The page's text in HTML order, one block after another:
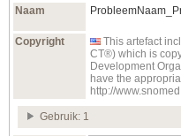
Naam
Copyright
This artefact
CT®) which is
Development
have the
http://
Gebruik: 1